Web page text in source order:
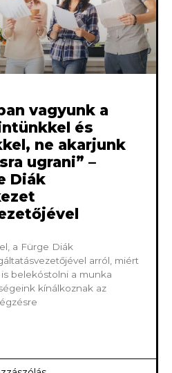
vagyunk a
és
ne akarjunk
ugrani” –
Diák
a Fürge Diák
arról, miért
belekóstolni a munka
kínálkoznak az